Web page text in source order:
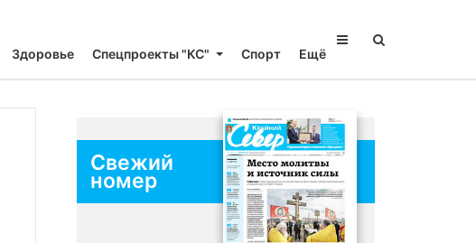
Здоровье Спецпроекты "КС" Спорт Ещё
Свежий
номер